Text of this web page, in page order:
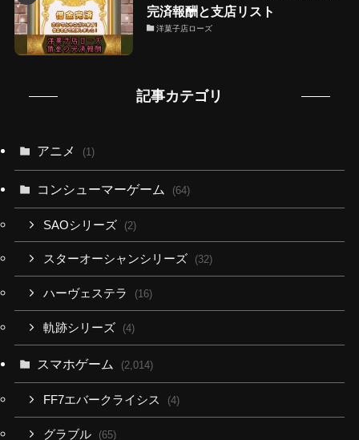
完済報酬と支店リスト
洋菓子店ローズ
記事カテゴリ
アニメ (1)
コンシューマーゲーム (64)
SAOシリーズ (2)
スターオーシャンシリーズ (32)
ハーヴェステラ (16)
軌跡シリーズ (4)
スマホゲーム (2,014)
FF7エバークライシス (4)
グラブル (65)